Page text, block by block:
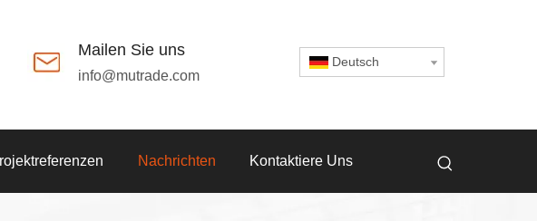
Mailen Sie uns
info@mutrade.com
Deutsch
Nachrichten Kontaktiere Uns